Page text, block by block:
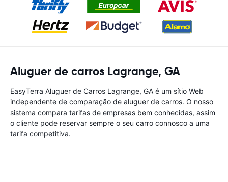
Aluguer de carros Lagrange, GA
EasyTerra Aluguer de Carros Lagrange, GA é um sítio Web
independente de comparação de aluguer de carros. O nosso
sistema compara tarifas de empresas bem conhecidas, assim
o cliente pode reservar sempre o seu carro connosco a uma
tarifa competitiva.